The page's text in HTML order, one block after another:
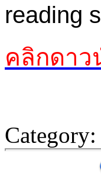
reading
คลิกดาว
Category: